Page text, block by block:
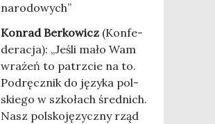
narodowych”
Kon­rad Ber­ko­wicz (Kon­fe­
de­ra­cja): „Jeśli mało Wam
wra­żeń to patrz­cie na to.
Pod­ręcz­nik do języ­ka pol­
skie­go w szko­łach śred­nich.
Nasz pol­sko­ję­zycz­ny rząd